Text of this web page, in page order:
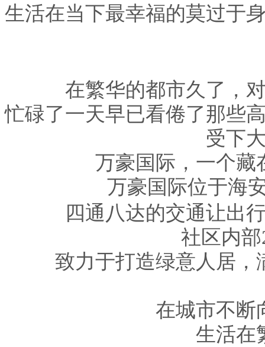
生活在当下最幸福的莫过于
在繁华的都市久了，
忙碌了一天早已看倦了那些
受下
万豪国际 ，一个
万豪国际位于海
四通八达的交通让出
社区内部
致力于打造绿意人居，
在城市不断
生活在